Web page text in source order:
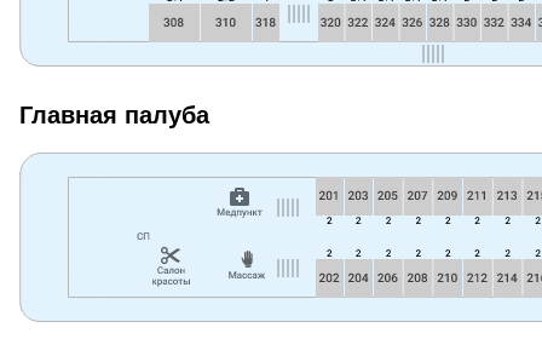
Главная палуба